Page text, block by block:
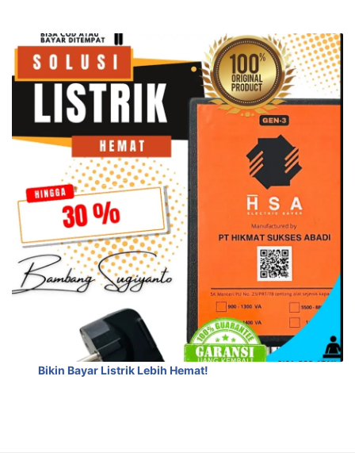
Bikin Bayar Listrik Lebih Hemat!